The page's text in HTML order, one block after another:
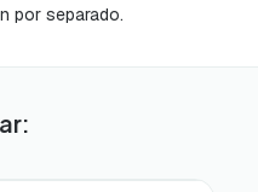
por separado.